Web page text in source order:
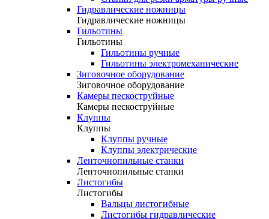
Гидравлические ножницы
Гидравлические ножницы
Гильотины
Гильотины
Гильотины ручные
Гильотины электромеханические
Зиговочное оборудование
Зиговочное оборудование
Камеры пескоструйные
Камеры пескоструйные
Клуппы
Клуппы
Клуппы ручные
Клуппы электрические
Ленточнопильные станки
Ленточнопильные станки
Листогибы
Листогибы
Вальцы листогибные
Листогибы гидравлические